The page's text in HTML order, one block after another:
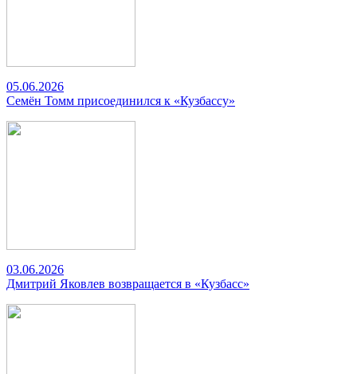
05.06.2026
Семён Томм присоединился к «Кузбассу»
03.06.2026
Дмитрий Яковлев возвращается в «Кузбасс»